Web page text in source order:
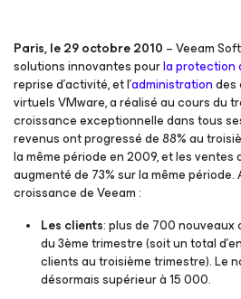
Paris, le 29 octobre 2010 – Veeam
solutions innovantes pourla protection
reprise d’activité, et l’administrationdes
virtuels VMware, a réalisé au cours du
croissance exceptionnelle dans tous
revenus ont progressé de 88% au
la même période en 2009, et les
augmenté de 73% sur la même
croissance de Veeam :
Les clients: plus de 700 nouveaux
du 3ème trimestre (soit un total
clients au troisième trimestre). Le
désormais supérieur à 15 000.